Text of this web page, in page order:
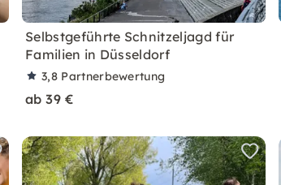
Selbstgeführte Schnitzeljagd für
Familien in Düsseldorf
3,8 Partnerbewertung
ab 39 €